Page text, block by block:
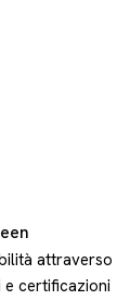
attraverso
e certificazioni